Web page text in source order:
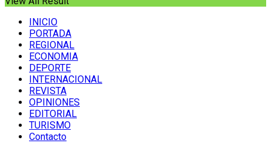
INICIO
PORTADA
REGIONAL
ECONOMIA
DEPORTE
INTERNACIONAL
REVISTA
OPINIONES
EDITORIAL
TURISMO
Contacto